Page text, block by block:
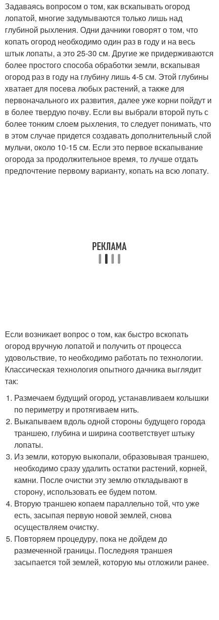
Задаваясь вопросом о том, как вскапывать огород
лопатой, многие задумываются только лишь над
глубиной рыхления. Одни дачники говорят о том, что
копать огород необходимо один раз в году и на весь
штык лопаты, а это 25-30 см. Другие же придерживаются
более простого способа обработки земли, вскапывая
огород раз в году на глубину лишь 4-5 см. Этой глубины
хватает для посева любых растений, а также для
первоначального их развития, далее уже корни пойдут и
в более твердую почву. Если вы выбрали второй путь с
более тонким слоем рыхления, то следует понимать, что
в этом случае придется создавать дополнительный слой
мульчи, около 10-15 см. Если это первое вскапывание
огорода за продолжительное время, то лучше отдать
предпочтение первому варианту, копать на всю лопату.
Если возникает вопрос о том, как быстро вскопать
огород вручную лопатой и получить от процесса
удовольствие, то необходимо работать по технологии.
Классическая технология опытного дачника выглядит
так:
Размечаем будущий огород, устанавливаем колышки
по периметру и протягиваем нить.
Выкапываем вдоль одной стороны будущего города
траншею, глубина и ширина соответствует штыку
лопаты.
Из земли, которую выкопали, образовывая траншею,
необходимо сразу удалить остатки растений, корней,
камни. После очистки эту землю откладывают в
сторону, использовать ее будем потом.
Вторую траншею копаем параллельно той, что уже
есть, засыпая первую новой землей, снова
осуществляем очистку.
Повторяем процедуру, пока не дойдем до
размеченной границы. Последняя траншея
засыпается той землей, которую мы отложили ранее.